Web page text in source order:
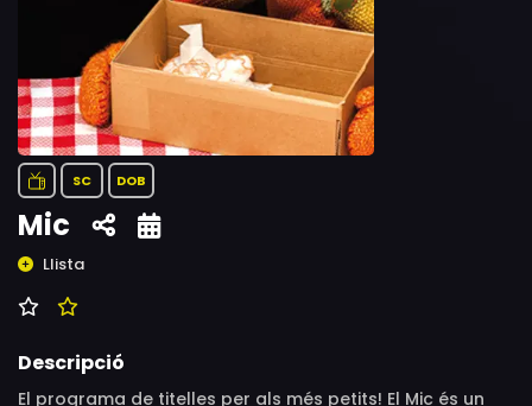
SC DOB
Mic
Llista
Descripció
El programa de titelles per als més petits! El Mic és un